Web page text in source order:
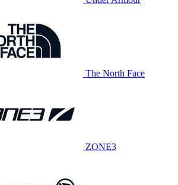
The North Face
ZONE3